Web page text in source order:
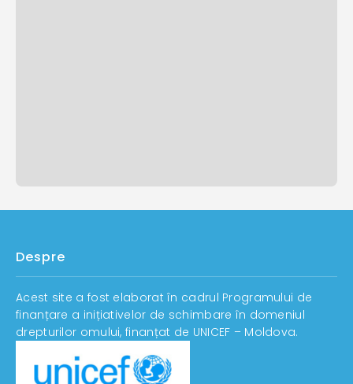
Despre
Acest site a fost elaborat în cadrul Programului de
finanțare a inițiativelor de schimbare în domeniul
drepturilor omului, finanțat de UNICEF – Moldova.